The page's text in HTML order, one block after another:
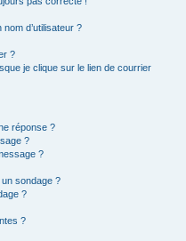
d’utilisateur ?
?
je clique sur le lien de courrier
réponse ?
?
?
un sondage ?
?
?